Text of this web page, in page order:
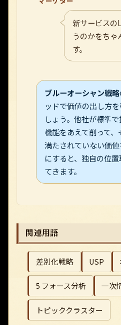
新サービスの
うのかをちゃ
す。
ブルーオーシャン戦略
ッドで価値の出し方
しょう。他社が標準
機能をあえて削って
満たされていない価
にすると、独自の位
てきます。
関連用語
差別化戦略 USP
5 フォース分析 一次
トピッククラスター